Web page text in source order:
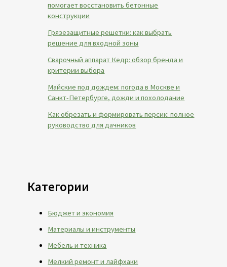
помогает восстановить бетонные
конструкции
Грязезащитные решетки: как выбрать
решение для входной зоны
Сварочный аппарат Кедр: обзор бренда и
критерии выбора
Майские под дождем: погода в Москве и
Санкт-Петербурге, дожди и похолодание
Как обрезать и формировать персик: полное
руководство для дачников
Категории
Бюджет и экономия
Материалы и инструменты
Мебель и техника
Мелкий ремонт и лайфхаки